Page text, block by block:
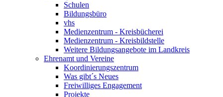
Schulen
Bildungsbüro
vhs
Medienzentrum - Kreisbücherei
Medienzentrum - Kreisbildstelle
Weitere Bildungsangebote im Landkreis
Ehrenamt und Vereine
Koordinierungszentrum
Was gibt´s Neues
Freiwilliges Engagement
Projekte